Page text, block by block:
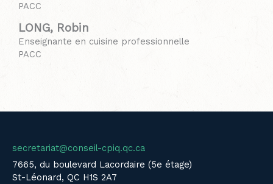
PACC
LONG, Robin
Enseignante en cuisine professionnelle
PACC
secretariat@conseil-cpiq.qc.ca
7665, du boulevard Lacordaire (5e étage)
St-Léonard, QC H1S 2A7